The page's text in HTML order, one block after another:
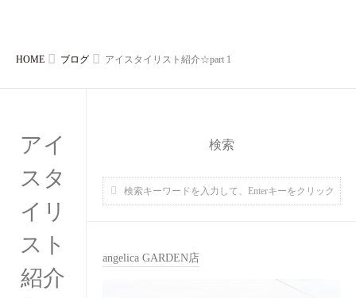
HOME ブログ アイスタイリスト紹介☆part 1
アイ
スタ
イリ
スト
紹介
検索
angelica GARDEN店